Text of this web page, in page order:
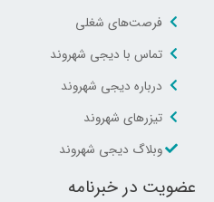
فرصت‌های شغلی
تماس با دیجی شهروند
درباره دیجی شهروند
تیزرهای شهروند
وبلاگ دیجی شهروند
عضویت در خبرنامه